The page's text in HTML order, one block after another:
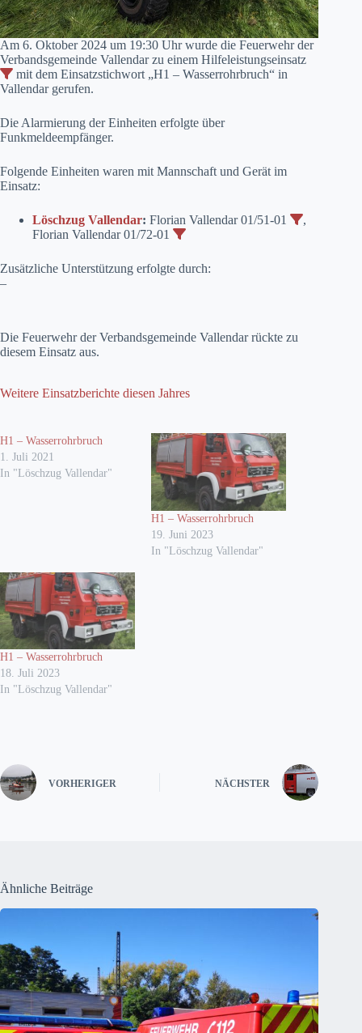
Am 6. Oktober 2024 um 19:30 Uhr wurde die Feuerwehr der
Verbandsgemeinde Vallendar zu einem Hilfeleistungseinsatz
mit dem Einsatzstichwort „H1 – Wasserrohrbruch“ in
Vallendar gerufen.
Die Alarmierung der Einheiten erfolgte über
Funkmeldeempfänger.
Folgende Einheiten waren mit Mannschaft und Gerät im
Einsatz:
Löschzug Vallendar: Florian Vallendar 01/51-01
,
Florian Vallendar 01/72-01
Zusätzliche Unterstützung erfolgte durch:
–
Die Feuerwehr der Verbandsgemeinde Vallendar rückte zu
diesem Einsatz aus.
Weitere Einsatzberichte diesen Jahres
H1 – Wasserrohrbruch
1. Juli 2021
In "Löschzug Vallendar"
H1 – Wasserrohrbruch
19. Juni 2023
In "Löschzug Vallendar"
H1 – Wasserrohrbruch
18. Juli 2023
In "Löschzug Vallendar"
VORHERIGER NÄCHSTER
Ähnliche Beiträge